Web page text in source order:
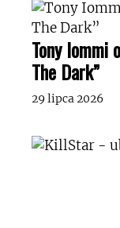
Tony Iommi
The Dark”
29 lipca 2026